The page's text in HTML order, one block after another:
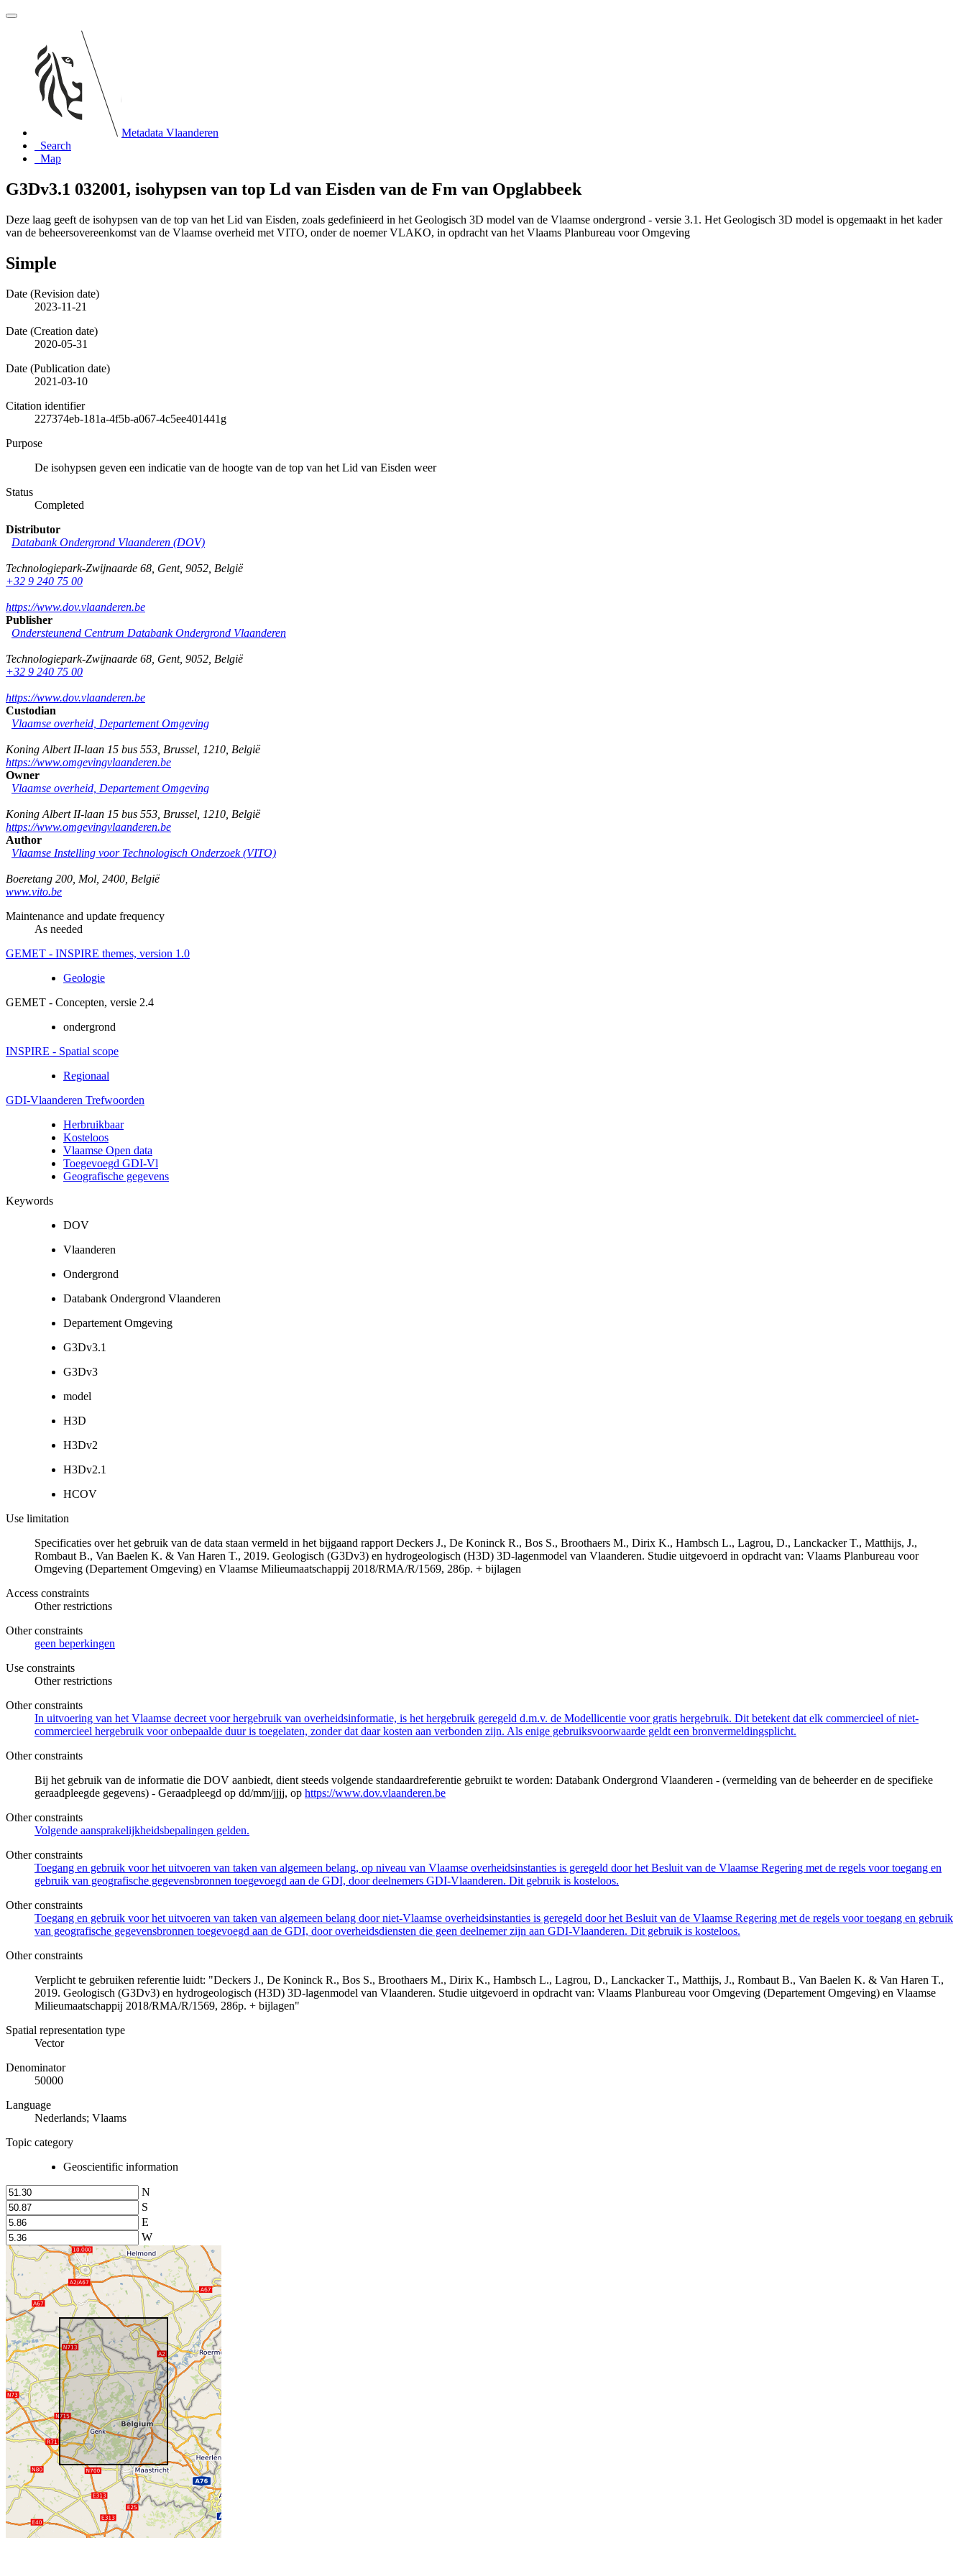
Metadata Vlaanderen
Search
Map
G3Dv3.1 032001, isohypsen van top Ld van Eisden van de Fm van Opglabbeek
Deze laag geeft de isohypsen van de top van het Lid van Eisden, zoals gedefinieerd in het Geologisch 3D model van de Vlaamse ondergrond - versie 3.1. Het Geologisch 3D model is opgemaakt in het kader
van de beheersovereenkomst van de Vlaamse overheid met VITO, onder de noemer VLAKO, in opdracht van het Vlaams Planbureau voor Omgeving
Simple
Date (Revision date)
2023-11-21
Date (Creation date)
2020-05-31
Date (Publication date)
2021-03-10
Citation identifier
227374eb-181a-4f5b-a067-4c5ee401441g
Purpose
De isohypsen geven een indicatie van de hoogte van de top van het Lid van Eisden weer
Status
Completed
Distributor
Databank Ondergrond Vlaanderen (DOV)
Technologiepark-Zwijnaarde 68 Gent, 9052 België
+32 9 240 75 00
https://www.dov.vlaanderen.be
Publisher
Ondersteunend Centrum Databank Ondergrond Vlaanderen
Technologiepark-Zwijnaarde 68 Gent, 9052 België
+32 9 240 75 00
https://www.dov.vlaanderen.be
Custodian
Vlaamse overheid, Departement Omgeving
Koning Albert II-laan 15 bus 553 Brussel 1210 België
https://www.omgevingvlaanderen.be
Owner
Vlaamse overheid, Departement Omgeving
Koning Albert II-laan 15 bus 553 Brussel 1210 België
https://www.omgevingvlaanderen.be
Author
Vlaamse Instelling voor Technologisch Onderzoek (VITO)
Boeretang 200 Mol 2400 België
www.vito.be
Maintenance and update frequency
As needed
GEMET - INSPIRE themes, version 1.0
Geologie
GEMET - Concepten, versie 2.4
ondergrond
INSPIRE - Spatial scope
Regionaal
GDI-Vlaanderen Trefwoorden
Herbruikbaar
Kosteloos
Vlaamse Open data
Toegevoegd GDI-Vl
Geografische gegevens
Keywords
DOV
Vlaanderen
Ondergrond
Databank Ondergrond Vlaanderen
Departement Omgeving
G3Dv3.1
G3Dv3
model
H3D
H3Dv2
H3Dv2.1
HCOV
Use limitation
Specificaties over het gebruik van de data staan vermeld in het bijgaand rapport Deckers J., De Koninck R., Bos S., Broothaers M., Dirix K., Hambsch L., Lagrou, D., Lanckacker T., Matthijs, J.,
Rombaut B., Van Baelen K. & Van Haren T., 2019. Geologisch (G3Dv3) en hydrogeologisch (H3D) 3D-lagenmodel van Vlaanderen. Studie uitgevoerd in opdracht van: Vlaams Planbureau voor
Omgeving (Departement Omgeving) en Vlaamse Milieumaatschappij 2018/RMA/R/1569, 286p. + bijlagen
Access constraints
Other restrictions
Other constraints
geen beperkingen
Use constraints
Other restrictions
Other constraints
In uitvoering van het Vlaamse decreet voor hergebruik van overheidsinformatie, is het hergebruik geregeld d.m.v. de Modellicentie voor gratis hergebruik. Dit betekent dat elk commercieel of niet-
commercieel hergebruik voor onbepaalde duur is toegelaten, zonder dat daar kosten aan verbonden zijn. Als enige gebruiksvoorwaarde geldt een bronvermeldingsplicht.
Other constraints
Bij het gebruik van de informatie die DOV aanbiedt, dient steeds volgende standaardreferentie gebruikt te worden: Databank Ondergrond Vlaanderen - (vermelding van de beheerder en de specifieke
geraadpleegde gegevens) - Geraadpleegd op dd/mm/jjjj, op https://www.dov.vlaanderen.be
Other constraints
Volgende aansprakelijkheidsbepalingen gelden.
Other constraints
Toegang en gebruik voor het uitvoeren van taken van algemeen belang, op niveau van Vlaamse overheidsinstanties is geregeld door het Besluit van de Vlaamse Regering met de regels voor toegang en
gebruik van geografische gegevensbronnen toegevoegd aan de GDI, door deelnemers GDI-Vlaanderen. Dit gebruik is kosteloos.
Other constraints
Toegang en gebruik voor het uitvoeren van taken van algemeen belang door niet-Vlaamse overheidsinstanties is geregeld door het Besluit van de Vlaamse Regering met de regels voor toegang en gebruik
van geografische gegevensbronnen toegevoegd aan de GDI, door overheidsdiensten die geen deelnemer zijn aan GDI-Vlaanderen. Dit gebruik is kosteloos.
Other constraints
Verplicht te gebruiken referentie luidt: "Deckers J., De Koninck R., Bos S., Broothaers M., Dirix K., Hambsch L., Lagrou, D., Lanckacker T., Matthijs, J., Rombaut B., Van Baelen K. & Van Haren T.,
2019. Geologisch (G3Dv3) en hydrogeologisch (H3D) 3D-lagenmodel van Vlaanderen. Studie uitgevoerd in opdracht van: Vlaams Planbureau voor Omgeving (Departement Omgeving) en Vlaamse
Milieumaatschappij 2018/RMA/R/1569, 286p. + bijlagen"
Spatial representation type
Vector
Denominator
50000
Language
Nederlands; Vlaams
Topic category
Geoscientific information
N
S
E
W